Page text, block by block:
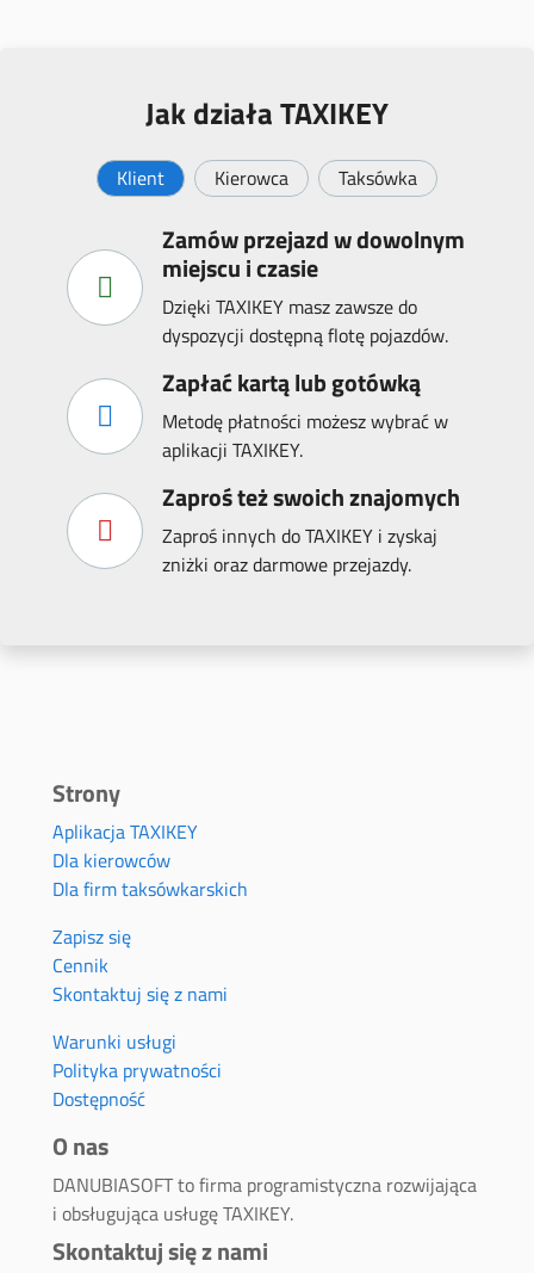
Jak działa TAXIKEY
Klient Kierowca Taksówka
Zamów przejazd w dowolnym
miejscu i czasie
Dzięki TAXIKEY masz zawsze do
dyspozycji dostępną flotę pojazdów.
Zapłać kartą lub gotówką
Metodę płatności możesz wybrać w
aplikacji TAXIKEY.
Zaproś też swoich znajomych
Zaproś innych do TAXIKEY i zyskaj
zniżki oraz darmowe przejazdy.
Strony
Aplikacja TAXIKEY
Dla kierowców
Dla firm taksówkarskich
Zapisz się
Cennik
Skontaktuj się z nami
Warunki usługi
Polityka prywatności
Dostępność
O nas
DANUBIASOFT to firma programistyczna rozwijająca
i obsługująca usługę TAXIKEY.
Skontaktuj się z nami